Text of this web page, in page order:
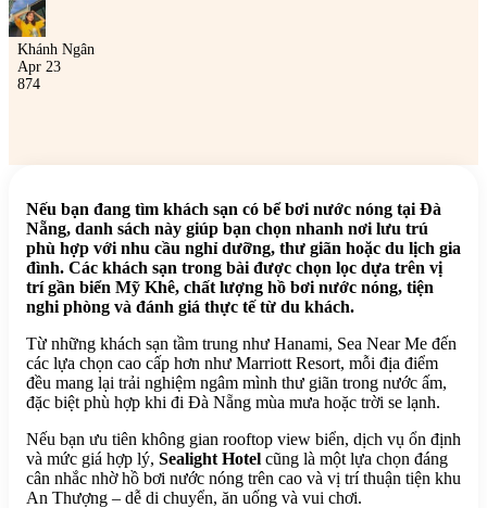
Khánh Ngân
Apr 23
874
Nếu bạn đang tìm khách sạn có bể bơi nước nóng tại Đà
Nẵng, danh sách này giúp bạn chọn nhanh nơi lưu trú
phù hợp với nhu cầu nghỉ dưỡng, thư giãn hoặc du lịch gia
đình. Các khách sạn trong bài được chọn lọc dựa trên vị
trí gần biển Mỹ Khê, chất lượng hồ bơi nước nóng, tiện
nghi phòng và đánh giá thực tế từ du khách.
Từ những khách sạn tầm trung như Hanami, Sea Near Me đến
các lựa chọn cao cấp hơn như Marriott Resort, mỗi địa điểm
đều mang lại trải nghiệm ngâm mình thư giãn trong nước ấm,
đặc biệt phù hợp khi đi Đà Nẵng mùa mưa hoặc trời se lạnh.
Nếu bạn ưu tiên không gian rooftop view biển, dịch vụ ổn định
và mức giá hợp lý, Sealight Hotel cũng là một lựa chọn đáng
cân nhắc nhờ hồ bơi nước nóng trên cao và vị trí thuận tiện khu
An Thượng – dễ di chuyển, ăn uống và vui chơi.